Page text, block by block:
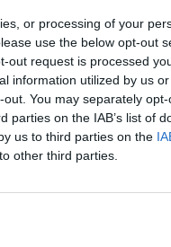
or processing of your
use the below opt-out
out request is processed
information utilized by us
You may separately
parties on the IAB’s list of
us to third parties on the
other third parties.
de localizare a
de persoane care
că se sustrăgeau
persoane care
20 de persoane